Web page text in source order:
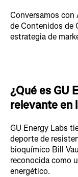
Conversamos con
de Contenidos de
estrategia de
¿Qué es GU
relevante en
GU Energy Labs
deporte de
bioquímico Bill
reconocida como
energético.